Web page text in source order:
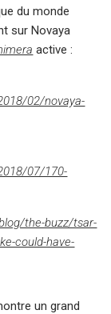
du monde
sur Novaya
active :
02/novaya-
07/170-
the-buzz/tsar-
could-have-
un grand